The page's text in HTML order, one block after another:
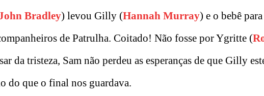
Bradley) levou Gilly (Hannah Murray) e o bebê
de Patrulha. Coitado! Não fosse por Ygritte (
da tristeza, Sam não perdeu as esperanças de que Gilly
do que o final nos guardava.